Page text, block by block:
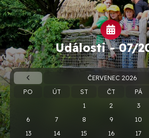
Události -07/
ČERVENEC 2026
PO
ÚT ST ČT PÁ
1
2 3
6
7 8 9 10
13
14 15 16 17